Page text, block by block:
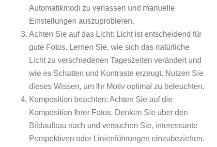
Automatikmodi zu verlassen und manuelle
Einstellungen auszuprobieren.
Achten Sie auf das Licht: Licht ist entscheidend für
gute Fotos. Lernen Sie, wie sich das natürliche
Licht zu verschiedenen Tageszeiten verändert und
wie es Schatten und Kontraste erzeugt. Nutzen Sie
dieses Wissen, um Ihr Motiv optimal zu beleuchten.
Komposition beachten: Achten Sie auf die
Komposition Ihrer Fotos. Denken Sie über den
Bildaufbau nach und versuchen Sie, interessante
Perspektiven oder Linienführungen einzubeziehen.